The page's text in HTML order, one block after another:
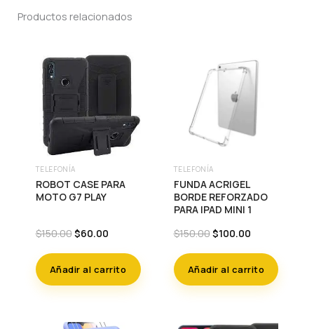
Productos relacionados
TELEFONÍA
ROBOT CASE PARA
MOTO G7 PLAY
$150.00Original
was:
$150.00.
$60.00Current
is:
$60.00.
Añadir al carrito
TELEFONÍA
FUNDA ACRIGEL
BORDE REFORZADO
PARA IPAD MINI 1
$150.00Original
was:
$150.00.
$100.00Current
is:
$100.00.
Añadir al carrito